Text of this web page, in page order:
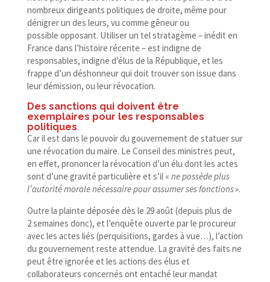
nombreux dirigeants politiques de droite, même pour
dénigrer un des leurs, vu comme gêneur ou
possible opposant. Utiliser un tel stratagème – inédit en
France dans l’histoire récente – est indigne de
responsables, indigne d’élus de la République, et les
frappe d’un déshonneur qui doit trouver son issue dans
leur démission, ou leur révocation.
Des sanctions qui doivent être
exemplaires pour les responsables
politiques
Car il est dans le pouvoir du gouvernement de statuer sur
une révocation du maire. Le Conseil des ministres peut,
en effet, prononcer la révocation d’un élu dont les actes
sont d’une gravité particulière et s’il « ne possède plus
l’autorité morale nécessaire pour assumer ses fonctions».
Outre la plainte déposée dès le 29 août (depuis plus de
2 semaines donc), et l’enquête ouverte par le procureur
avec les actes liés (perquisitions, gardes à vue…), l’action
du gouvernement reste attendue. La gravité des faits ne
peut être ignorée et les actions des élus et
collaborateurs concernés ont entaché leur mandat